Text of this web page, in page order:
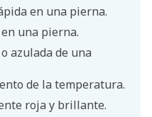
en una pierna.
una pierna.
azulada de una
de la temperatura.
roja y brillante.